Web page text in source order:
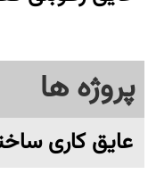
پروژه ها
عایق کاری